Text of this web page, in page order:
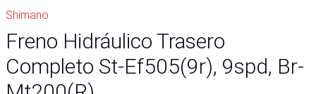
Shimano
Freno Hidráulico Trasero
Completo St-Ef505(9r), 9spd, Br-